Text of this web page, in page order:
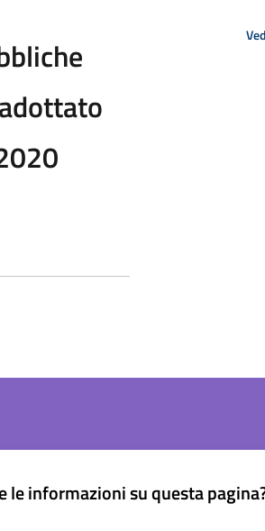
le informazioni su questa